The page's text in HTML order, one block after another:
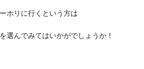
ホリに行くという方は
選んでみてはいかがでしょうか！